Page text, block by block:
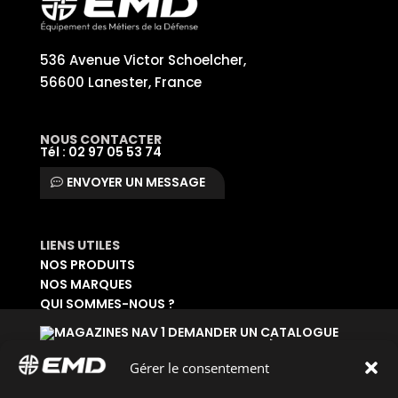
Gérer le consentement
536 Avenue Victor Schoelcher,
56600 Lanester, France
NOUS CONTACTER
Tél : 02 97 05 53 74
ENVOYER UN MESSAGE
LIENS UTILES
NOS PRODUITS
NOS MARQUES
QUI SOMMES-NOUS ?
DEMANDER UN CATALOGUE
SE CONNECTER À SON ESPACE
DEMANDER UN ACCÈS ADMINISTRATIF